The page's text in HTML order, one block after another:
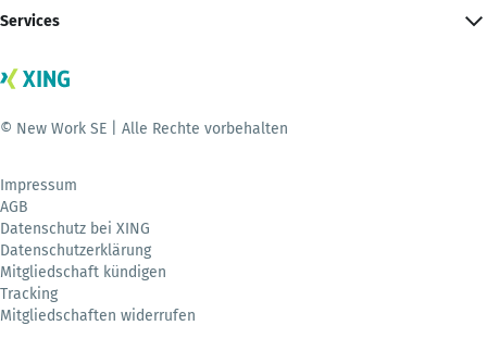
Services
© New Work SE | Alle Rechte vorbehalten
Impressum
AGB
Datenschutz bei XING
Datenschutzerklärung
Mitgliedschaft kündigen
Tracking
Mitgliedschaften widerrufen